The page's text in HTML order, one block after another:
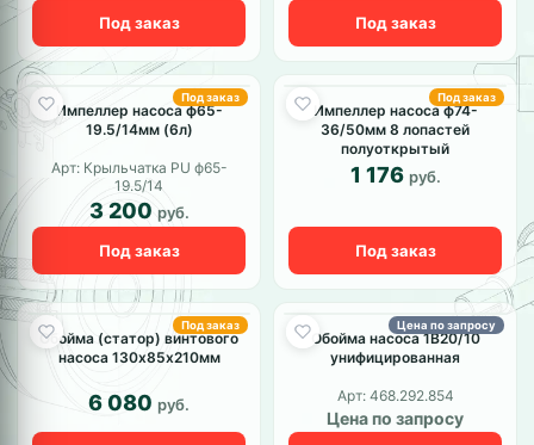
Под заказ
Под заказ
Под заказ
Импеллер насоса ф65-
19.5/14мм (6л)
Арт: Крыльчатка PU ф65-
19.5/14
3 200 руб.
Под заказ
Под заказ
Импеллер насоса ф74-
36/50мм 8 лопастей
полуоткрытый
1 176 руб.
Под заказ
Под заказ
Обойма (статор) винтового
насоса 130х85х210мм
6 080 руб.
Цена по запросу
Обойма насоса 1В20/10
унифицированная
Арт: 468.292.854
Цена по запросу